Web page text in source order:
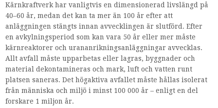
Kärnkraftverk har vanligtvis en dimensionerad livslängd på
40–60 år, medan det kan ta mer än 100 år efter att
anläggningen stängts innan avvecklingen är slutförd. Efter
en avkylningsperiod som kan vara 50 år eller mer måste
kärnreaktorer och urananrikningsanläggningar avvecklas.
Allt avfall måste upparbetas eller lagras, byggnader och
material dekontamineras och mark, luft och vatten runt
platsen saneras. Det högaktiva avfallet måste hållas isolerat
från människa och miljö i minst 100 000 år – enligt en del
forskare 1 miljon år.